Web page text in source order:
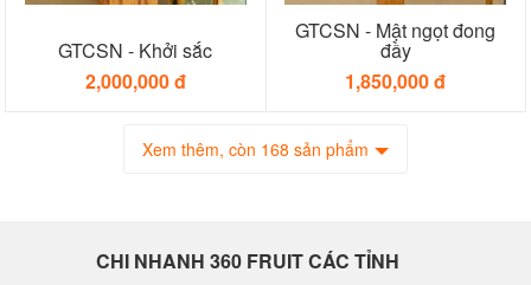
GTCSN - Khởi sắc
2,000,000 đ
GTCSN - Mật ngọt đong
đầy
1,850,000 đ
Xem thêm, còn 168 sản phẩm
CHI NHANH 360 FRUIT CÁC TỈNH